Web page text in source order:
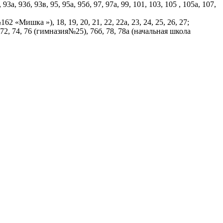
93б, 93в, 95, 95а, 95б, 97, 97а, 99, 101, 103, 105 , 105а, 107,
«Мишка »), 18, 19, 20, 21, 22, 22а, 23, 24, 25, 26, 27;
74, 76 (гимназия№25), 76б, 78, 78а (начальная школа